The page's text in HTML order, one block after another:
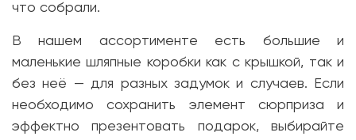
что собрали.
В нашем ассортименте есть большие и
маленькие шляпные коробки как с крышкой, так и
без неё — для разных задумок и случаев. Если
необходимо сохранить элемент сюрприза и
эффектно презентовать подарок, выбирайте